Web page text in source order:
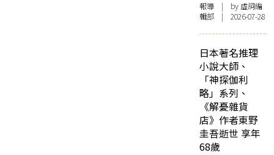
報導 | by 虛詞編
輯部 | 2026-07-28
日本著名推理
小說大師、
「神探伽利
略」系列、
《解憂雜貨
店》作者東野
圭吾逝世 享年
68歲